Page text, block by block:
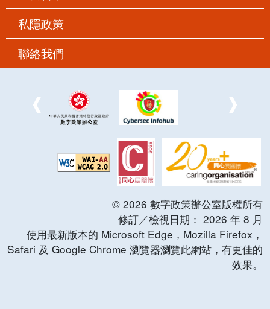
私隱政策
聯絡我們
© 2026 數字政策辦公室版權所有
修訂／檢視日期： 2026 年 8 月
使用最新版本的 Microsoft Edge，Mozilla Firefox，
Safari 及 Google Chrome 瀏覽器瀏覽此網站，有更佳的
效果。